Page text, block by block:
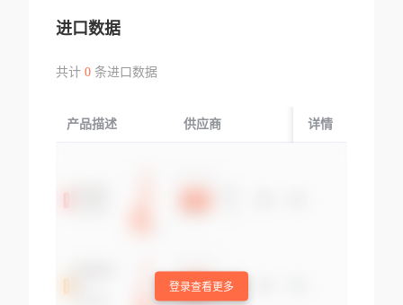
进口数据
共计 0条进口数据
产品描述 供应商 起运国/地区
详情
登录查看更多